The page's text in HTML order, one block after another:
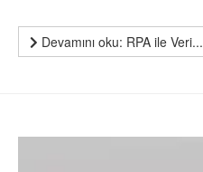
Devamını oku: RPA ile Veri...